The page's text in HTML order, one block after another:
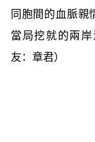
同胞間的血脈親
當局挖就的兩
友：章君）